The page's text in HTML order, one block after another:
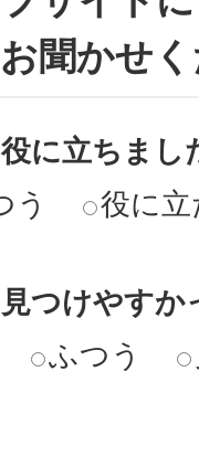
聞かせ
に立ちまし
う 役に
つけやすか
ふつう